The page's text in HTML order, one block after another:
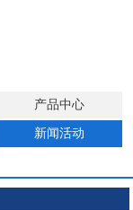
产品中心
新闻活动